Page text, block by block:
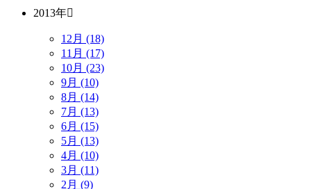
2013年
12月 (18)
11月 (17)
10月 (23)
9月 (10)
8月 (14)
7月 (13)
6月 (15)
5月 (13)
4月 (10)
3月 (11)
2月 (9)